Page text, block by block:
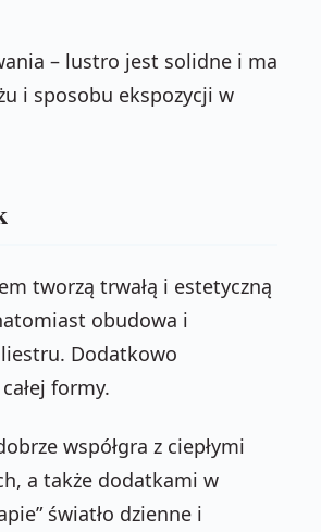
– lustro jest solidne i ma
i sposobu ekspozycji w
tworzą trwałą i estetyczną
obudowa i
Dodatkowo
formy.
współgra z ciepłymi
a także dodatkami w
światło dzienne i